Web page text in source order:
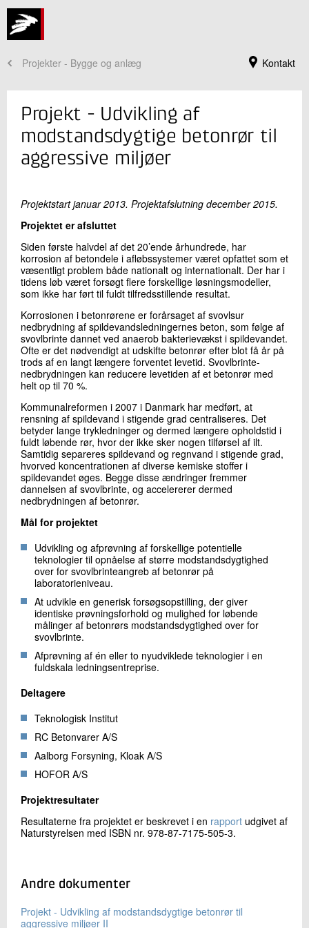
Kontakt
Projekter - Bygge og anlæg
Jeg er din kontaktperson
Claus Pade
Souschef
Beton
+45 72 20 21 83
Send e-mail
Skriv til mig
Projekt - Udvikling af
modstandsdygtige betonrør til
aggressive miljøer
Projektstart januar 2013. Projektafslutning december 2015.
Projektet er afsluttet
Siden første halvdel af det 20’ende århundrede, har
korrosion af betondele i afløbssystemer været opfattet som et
væsentligt problem både nationalt og internationalt. Der har i
tidens løb været forsøgt flere forskellige løsningsmodeller,
som ikke har ført til fuldt tilfredsstillende resultat.
Korrosionen i betonrørene er forårsaget af svovlsur
nedbrydning af spildevandsledningernes beton, som følge af
svovlbrinte dannet ved anaerob bakterievækst i spildevandet.
Ofte er det nødvendigt at udskifte betonrør efter blot få år på
trods af en langt længere forventet levetid. Svovlbrinte-
nedbrydningen kan reducere levetiden af et betonrør med
helt op til 70 %.
Kommunalreformen i 2007 i Danmark har medført, at
rensning af spildevand i stigende grad centraliseres. Det
betyder lange trykledninger og dermed længere opholdstid i
fuldt løbende rør, hvor der ikke sker nogen tilførsel af ilt.
Samtidig separeres spildevand og regnvand i stigende grad,
hvorved koncentrationen af diverse kemiske stoffer i
spildevandet øges. Begge disse ændringer fremmer
dannelsen af svovlbrinte, og accelererer dermed
nedbrydningen af betonrør.
Mål for projektet
Udvikling og afprøvning af forskellige potentielle
teknologier til opnåelse af større modstandsdygtighed
over for svovlbrinteangreb af betonrør på
laboratorieniveau.
At udvikle en generisk forsøgsopstilling, der giver
identiske prøvningsforhold og mulighed for løbende
målinger af betonrørs modstandsdygtighed over for
svovlbrinte.
Afprøvning af én eller to nyudviklede teknologier i en
fuldskala ledningsentreprise.
Deltagere
Teknologisk Institut
RC Betonvarer A/S
Aalborg Forsyning, Kloak A/S
HOFOR A/S
Projektresultater
Resultaterne fra projektet er beskrevet i en rapport udgivet af
Naturstyrelsen med ISBN nr. 978-87-7175-505-3.
Andre dokumenter
Projekt - Udvikling af modstandsdygtige betonrør til
aggressive miljøer II